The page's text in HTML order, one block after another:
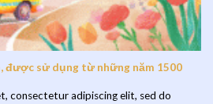
được sử dụng từ những năm 1500
consectetur adipiscing elit, sed do